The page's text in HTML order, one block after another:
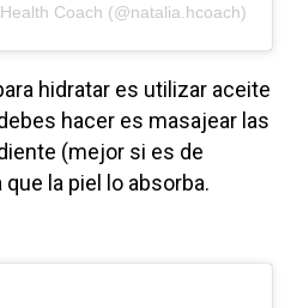
Coach (@natalia.hcoach)
hidratar es utilizar aceite
hacer es masajear las
(mejor si es de
la piel lo absorba.